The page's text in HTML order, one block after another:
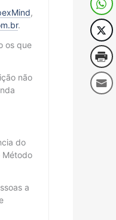
,
.
os que
não
do
Método
a